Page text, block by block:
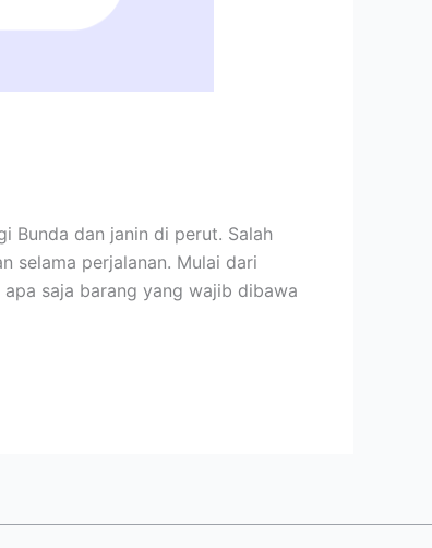
Bunda dan janin di perut. Salah
selama perjalanan. Mulai dari
saja barang yang wajib dibawa